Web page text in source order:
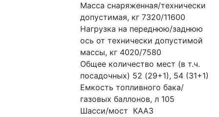
Масса снаряженная/технически
допустимая, кг 7320/11600
Нагрузка на переднюю/заднюю
ось от технически допустимой
массы, кг 4020/7580
Общее количество мест (в т.ч.
посадочных) 52 (29+1), 54 (31+1)
Емкость топливного бака/
газовых баллонов, л 105
Шасси/мост  КААЗ